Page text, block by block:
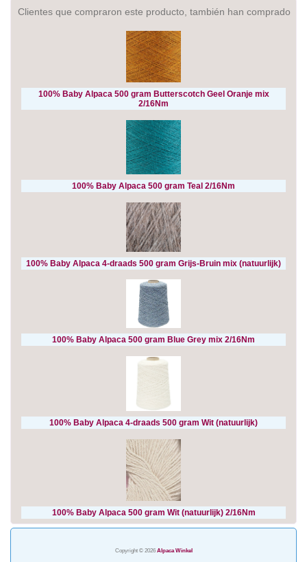
Clientes que compraron este producto, también han comprado
100% Baby Alpaca 500 gram Butterscotch Geel Oranje mix
2/16Nm
100% Baby Alpaca 500 gram Teal 2/16Nm
100% Baby Alpaca 4-draads 500 gram Grijs-Bruin mix (natuurlijk)
100% Baby Alpaca 500 gram Blue Grey mix 2/16Nm
100% Baby Alpaca 4-draads 500 gram Wit (natuurlijk)
100% Baby Alpaca 500 gram Wit (natuurlijk) 2/16Nm
Copyright © 2026 Alpaca Winkel